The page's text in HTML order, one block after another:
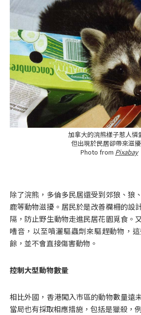
加拿大的浣熊樣子惹人憐
但出現於民居卻帶來滋擾
Photo from Pixabay
除了浣熊，多倫多民居還受到郊狼、狼
鹿等動物滋擾。居民於是改善欄柵的設
隔，防止野生動物走進民居花園覓食。
嘈音，以至噴灑驅蟲劑來驅趕動物，
餘，並不會直接傷害動物。
控制大型動物數量
相比外國，香港闖入市區的動物數量遠
當局也有採取相應措施，包括是獵殺，